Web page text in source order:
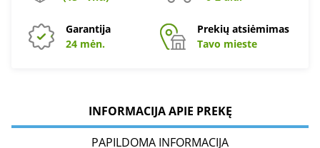
Garantija
24 mėn.
Prekių atsiėmimas
Tavo mieste
INFORMACIJA APIE PREKĘ
PAPILDOMA INFORMACIJA